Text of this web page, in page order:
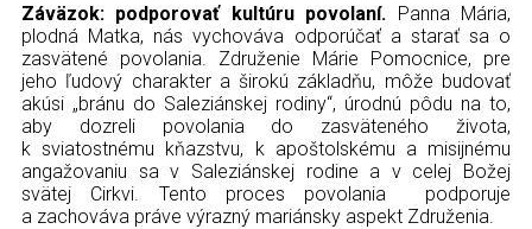
Záväzok: podporovať kultúru povolaní. Panna Mária,
plodná Matka, nás vychováva odporúčať a starať sa o
zasvätené povolania. Združenie Márie Pomocnice, pre
jeho ľudový charakter a širokú základňu, môže budovať
akúsi „bránu do Saleziánskej rodiny“, úrodnú pôdu na to,
aby dozreli povolania do zasväteného života,
k sviatostnému kňazstvu, k apoštolskému a misijnému
angažovaniu sa v Saleziánskej rodine a v celej Božej
svätej Cirkvi. Tento proces povolania podporuje
a zachováva práve výrazný mariánsky aspekt Združenia.